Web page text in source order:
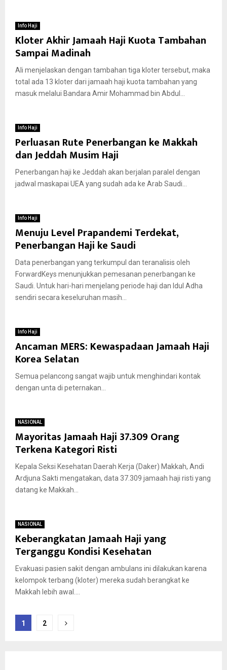
Info Haji
Kloter Akhir Jamaah Haji Kuota Tambahan
Sampai Madinah
Ali menjelaskan dengan tambahan tiga kloter tersebut, maka
total ada 13 kloter dari jamaah haji kuota tambahan yang
masuk melalui Bandara Amir Mohammad bin Abdul...
Info Haji
Perluasan Rute Penerbangan ke Makkah
dan Jeddah Musim Haji
Penerbangan haji ke Jeddah akan berjalan paralel dengan
jadwal maskapai UEA yang sudah ada ke Arab Saudi...
Info Haji
Menuju Level Prapandemi Terdekat,
Penerbangan Haji ke Saudi
Data penerbangan yang terkumpul dan teranalisis oleh
ForwardKeys menunjukkan pemesanan penerbangan ke
Saudi. Untuk hari-hari menjelang periode haji dan Idul Adha
sendiri secara keseluruhan masih...
Info Haji
Ancaman MERS: Kewaspadaan Jamaah Haji
Korea Selatan
Semua pelancong sangat wajib untuk menghindari kontak
dengan unta di peternakan...
NASIONAL
Mayoritas Jamaah Haji 37.309 Orang
Terkena Kategori Risti
Kepala Seksi Kesehatan Daerah Kerja (Daker) Makkah, Andi
Ardjuna Sakti mengatakan, data 37.309 jamaah haji risti yang
datang ke Makkah...
NASIONAL
Keberangkatan Jamaah Haji yang
Terganggu Kondisi Kesehatan
Evakuasi pasien sakit dengan ambulans ini dilakukan karena
kelompok terbang (kloter) mereka sudah berangkat ke
Makkah lebih awal....
Paginasi
1 2